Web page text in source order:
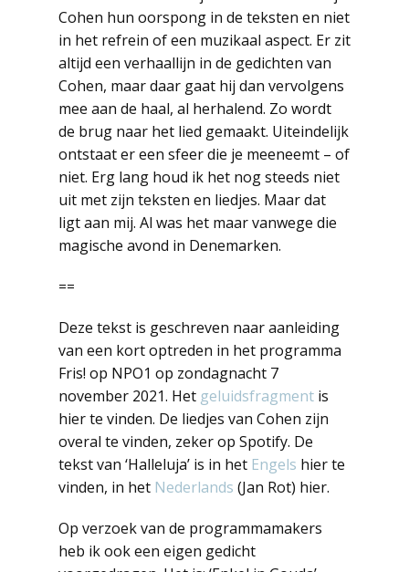
Cohen hun oorspong in de teksten en niet
in het refrein of een muzikaal aspect. Er zit
altijd een verhaallijn in de gedichten van
Cohen, maar daar gaat hij dan vervolgens
mee aan de haal, al herhalend. Zo wordt
de brug naar het lied gemaakt. Uiteindelijk
ontstaat er een sfeer die je meeneemt – of
niet. Erg lang houd ik het nog steeds niet
uit met zijn teksten en liedjes. Maar dat
ligt aan mij. Al was het maar vanwege die
magische avond in Denemarken.
==
Deze tekst is geschreven naar aanleiding
van een kort optreden in het programma
Fris! op NPO1 op zondagnacht 7
november 2021. Het geluidsfragment is
hier te vinden. De liedjes van Cohen zijn
overal te vinden, zeker op Spotify. De
tekst van ‘Halleluja’ is in het Engels hier te
vinden, in het Nederlands (Jan Rot) hier.
Op verzoek van de programmamakers
heb ik ook een eigen gedicht